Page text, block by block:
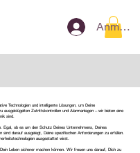
Technologien und intelligente Lösungen, um Deine
ausgeklügelten Zutrittskontrollen und Alarmanlagen – wir bieten eine
sind.
ob es um den Schutz Deines Unternehmens, Deines
darauf ausgelegt, Deine spezifischen Anforderungen zu erfüllen.
ausgestattet wirst.
Leben sicherer machen können. Wir freuen uns darauf, Dich zu